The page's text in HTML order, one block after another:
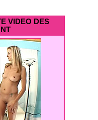
VIDEO DES